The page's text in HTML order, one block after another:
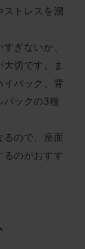
ストレスを溜
ぎないか、
切です。ま
イバック、背
バックの3種
るので、座面
るのがおすす